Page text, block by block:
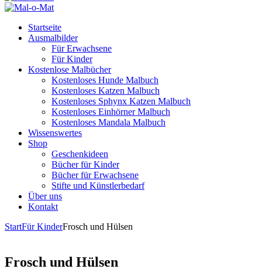
Startseite
Ausmalbilder
Für Erwachsene
Für Kinder
Kostenlose Malbücher
Kostenloses Hunde Malbuch
Kostenloses Katzen Malbuch
Kostenloses Sphynx Katzen Malbuch
Kostenloses Einhörner Malbuch
Kostenloses Mandala Malbuch
Wissenswertes
Shop
Geschenkideen
Bücher für Kinder
Bücher für Erwachsene
Stifte und Künstlerbedarf
Über uns
Kontakt
StartFür KinderFrosch und Hülsen
Frosch und Hülsen